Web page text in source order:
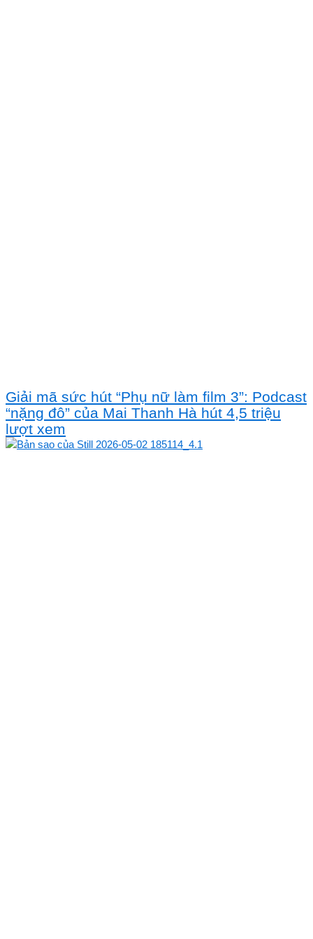
Giải mã sức hút “Phụ nữ làm film 3”: Podcast
“nặng đô” của Mai Thanh Hà hút 4,5 triệu
lượt xem